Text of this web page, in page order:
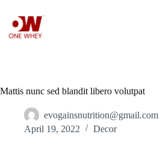
content
Mattis nunc sed blandit libero volutpat
evogainsnutrition@gmail.com
April 19, 2022
Decor